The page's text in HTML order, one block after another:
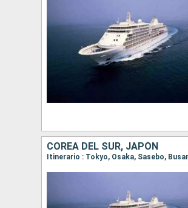
COREA DEL SUR, JAPÓN
Itinerario : Tokyo, Osaka, Sasebo,